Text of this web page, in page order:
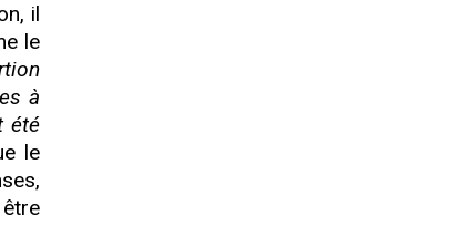
il
le
à
été
le